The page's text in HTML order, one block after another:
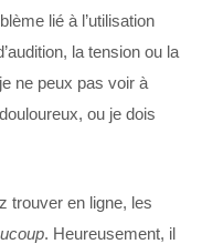
lié à l’utilisation
la tension ou la
ne peux pas voir à
ou je dois
trouver en ligne, les
. Heureusement, il